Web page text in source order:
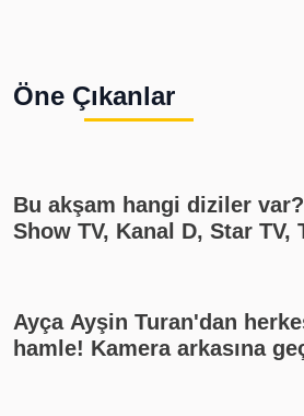
Öne Çıkanlar
Bu akşam hangi diziler
Show TV, Kanal D, Star TV,
Ayça Ayşin Turan'dan
hamle! Kamera arkasına